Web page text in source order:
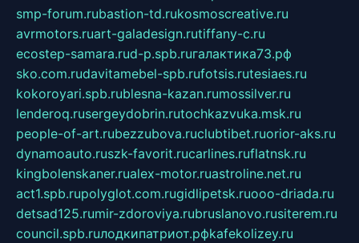
smp-forum.rubastion-td.rukosmoscreative.ru
avrmotors.ruart-galadesign.rutiffany-c.ru
ecostep-samara.rud-p.spb.ruгалактика73.рф
sko.com.rudavitamebel-spb.rufotsis.rutesiaes.ru
kokoroyari.spb.rublesna-kazan.rumossilver.ru
lenderoq.rusergeydobrin.rutochkazvuka.msk.ru
people-of-art.rubezzubova.ruclubtibet.ruorior-aks.ru
dynamoauto.ruszk-favorit.rucarlines.ruflatnsk.ru
kingbolenskaner.rualex-motor.ruastroline.net.ru
act1.spb.rupolyglot.com.rugidlipetsk.ruooo-driada.ru
detsad125.rumir-zdoroviya.rubruslanovo.rusiterem.ru
council.spb.ruлодкипатриот.рфkafekolizey.ru